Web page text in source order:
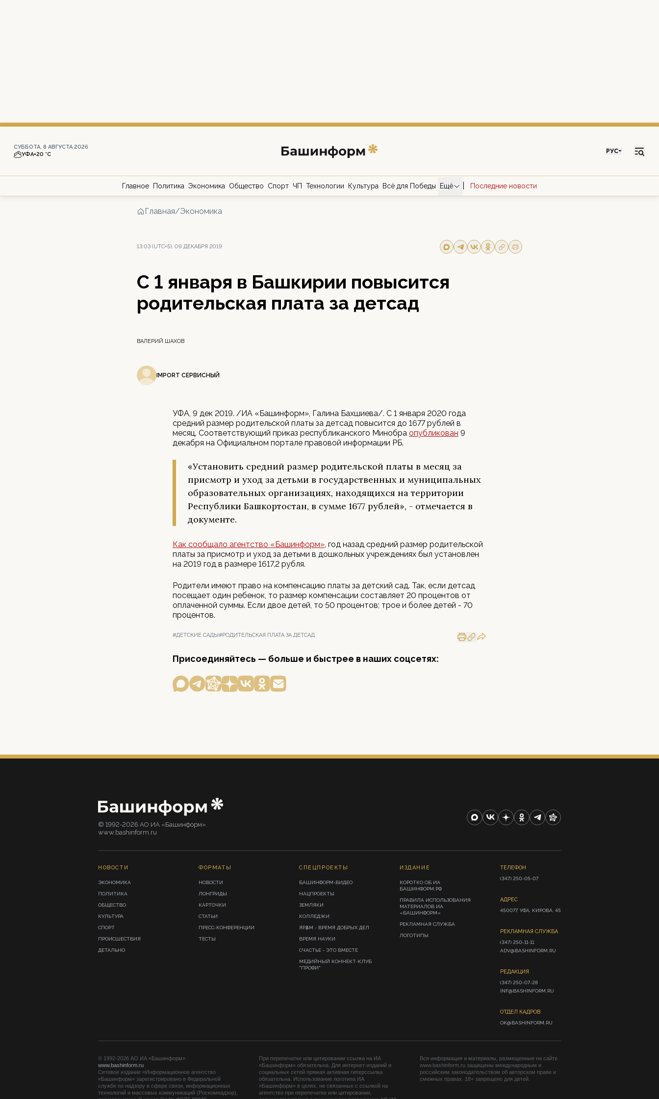
СУББОТА, 8 АВГУСТА 2026
УФА+20 °С РУС
Главное Политика Экономика Общество Спорт ЧП Технологии Культура Всё для Победы Ещё Последние новости
Главная/Экономика
13:03 (UTC+5), 09 ДЕКАБРЯ 2019
С 1 января в Башкирии повысится
родительская плата за детсад
ВАЛЕРИЙ ШАХОВ
IMPORT СЕРВИСНЫЙ
УФА, 9 дек 2019. /ИА «Башинформ», Галина Бахшиева/. С 1 января 2020 года
средний размер родительской платы за детсад повысится до 1677 рублей в
месяц. Соответствующий приказ республиканского Минобра опубликован 9
декабря на Официальном портале правовой информации РБ.
«Установить средний размер родительской платы в месяц за
присмотр и уход за детьми в государственных и муниципальных
образовательных организациях, находящихся на территории
Республики Башкортостан, в сумме 1677 рублей», - отмечается в
документе.
Как сообщало агентство «Башинформ», год назад средний размер родительской
платы за присмотр и уход за детьми в дошкольных учреждениях был установлен
на 2019 год в размере 1617,2 рубля.
Родители имеют право на компенсацию платы за детский сад. Так, если детсад
посещает один ребенок, то размер компенсации составляет 20 процентов от
оплаченной суммы. Если двое детей, то 50 процентов; трое и более детей - 70
процентов.
#ДЕТСКИЕ САДЫ#РОДИТЕЛЬСКАЯ ПЛАТА ЗА ДЕТСАД
Присоединяйтесь — больше и быстрее в наших соцсетях:
© 1992-2026 АО ИА «Башинформ».
www.bashinform.ru
НОВОСТИ
ЭКОНОМИКА
ПОЛИТИКА
ОБЩЕСТВО
КУЛЬТУРА
СПОРТ
ПРОИСШЕСТВИЯ
ДЕТАЛЬНО
ФОРМАТЫ
НОВОСТИ
ЛОНГРИДЫ
КАРТОЧКИ
СТАТЬИ
ПРЕСС-КОНФЕРЕНЦИИ
ТЕСТЫ
СПЕЦПРОЕКТЫ
БАШИНФОРМ-ВИДЕО
НАЦПРОЕКТЫ
ЗЕМЛЯКИ
КОЛЛЕДЖИ
ЯРҘАМ - ВРЕМЯ ДОБРЫХ ДЕЛ
ВРЕМЯ НАУКИ
СЧАСТЬЕ - ЭТО ВМЕСТЕ
МЕДИЙНЫЙ КОННЕКТ-КЛУБ
"ПРОФИ"
ИЗДАНИЕ
КОРОТКО ОБ ИА
БАШИНФОРМ.РФ
ПРАВИЛА ИСПОЛЬЗОВАНИЯ
МАТЕРИАЛОВ ИА
«БАШИНФОРМ»
РЕКЛАМНАЯ СЛУЖБА
ЛОГОТИПЫ
ТЕЛЕФОН
(347) 250-05-07
АДРЕС
450077, УФА, КИРОВА, 45
РЕКЛАМНАЯ СЛУЖБА
(347) 250-11-11
ADV@BASHINFORM.RU
РЕДАКЦИЯ
(347) 250-07-28
INF@BASHINFORM.RU
ОТДЕЛ КАДРОВ
OK@BASHINFORM.RU
© 1992-2026 АО ИА «Башинформ».
www.bashinform.ru
Сетевое издание «Информационное агентство
«Башинформ» зарегистрировано в Федеральной
службе по надзору в сфере связи, информационных
технологий и массовых коммуникаций (Роскомнадзор),
При перепечатке или цитировании ссылка на ИА
«Башинформ» обязательна. Для интернет-изданий и
социальных сетей прямая активная гиперссылка
обязательна. Использование логотипа ИА
«Башинформ» в целях, не связанных с ссылкой на
агентство при перепечатке или цитировании,
Вся информация и материалы, размещенные на сайте
www.bashinform.ru защищены международным и
российским законодательством об авторском праве и
смежных правах. 18+ запрещено для детей.